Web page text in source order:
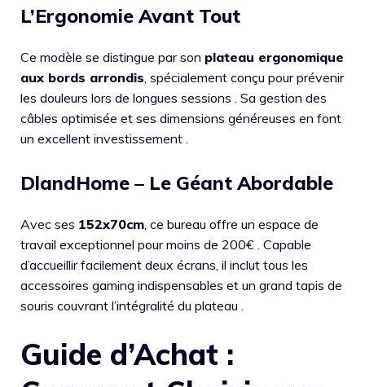
L’Ergonomie Avant Tout
Ce modèle se distingue par son plateau ergonomique
aux bords arrondis, spécialement conçu pour prévenir
les douleurs lors de longues sessions . Sa gestion des
câbles optimisée et ses dimensions généreuses en font
un excellent investissement .
DlandHome – Le Géant Abordable
Avec ses 152x70cm, ce bureau offre un espace de
travail exceptionnel pour moins de 200€ . Capable
d’accueillir facilement deux écrans, il inclut tous les
accessoires gaming indispensables et un grand tapis de
souris couvrant l’intégralité du plateau .
Guide d’Achat :